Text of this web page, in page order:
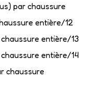
par chaussure
entière/12
entière/13
entière/14
chaussure